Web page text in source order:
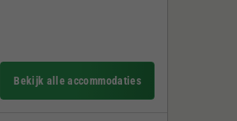
Bekijk alle accommodaties